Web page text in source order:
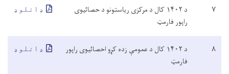
۷
د ۱۴۰۲ کال د مرکزی ریاستونو د حصائیوی
راپور فارمټ
ډانلوډ
۸
د ۱۴۰۲ کال د عمومې زده کړو احصائیوی راپور
فارمټ
ډانلوډ